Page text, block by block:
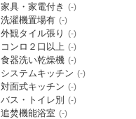
家具・家電付き (-)
洗濯機置場有 (-)
外観タイル張り (-)
コンロ２口以上 (-)
食器洗い乾燥機 (-)
システムキッチン (-)
対面式キッチン (-)
バス・トイレ別 (-)
追焚機能浴室 (-)